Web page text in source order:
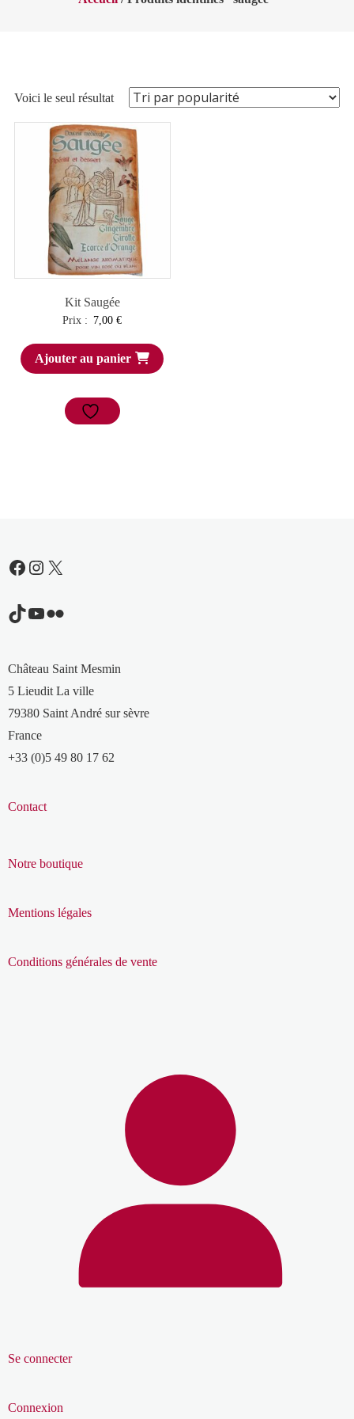
Voici le seul résultat
Kit Saugée
Prix : 7,00€
Ajouter au panier
Facebook
Instagram
X
TikTok
YouTube
Flickr
Château Saint Mesmin
5 Lieudit La ville
79380 Saint André sur sèvre
France
+33 (0)5 49 80 17 62
Contact
Notre boutique
Mentions légales
Conditions générales de vente
Se connecter
Connexion